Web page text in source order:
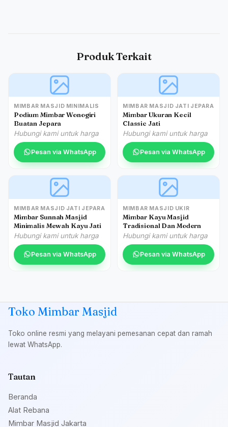
Produk Terkait
MIMBAR MASJID MINIMALIS
Podium Mimbar Wonogiri
Buatan Jepara
Hubungi kami untuk harga
Pesan via WhatsApp
MIMBAR MASJID JATI JEPARA
Mimbar Ukuran Kecil
Classic Jati
Hubungi kami untuk harga
Pesan via WhatsApp
MIMBAR MASJID JATI JEPARA
Mimbar Sunnah Masjid
Minimalis Mewah Kayu Jati
Hubungi kami untuk harga
Pesan via WhatsApp
MIMBAR MASJID UKIR
Mimbar Kayu Masjid
Tradisional Dan Modern
Hubungi kami untuk harga
Pesan via WhatsApp
Toko Mimbar Masjid
Toko online resmi yang melayani pemesanan cepat dan ramah
lewat WhatsApp.
Tautan
Beranda
Alat Rebana
Mimbar Masjid Jakarta